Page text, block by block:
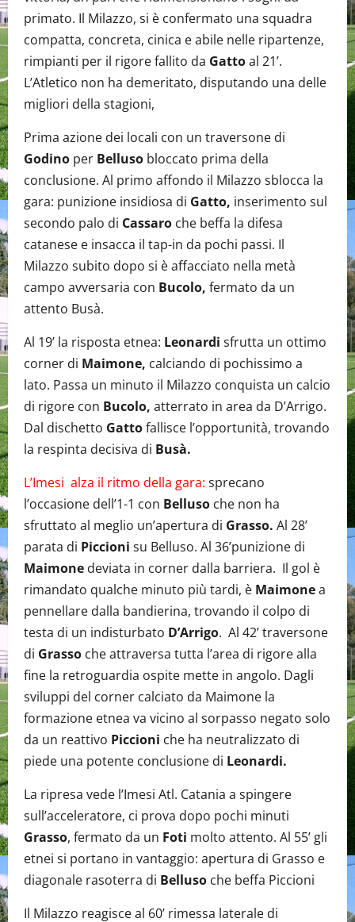
primato. Il Milazzo, si è confermato una squadra
compatta, concreta, cinica e abile nelle ripartenze,
rimpianti per il rigore fallito da Gattoal 21’.
L’Atletico non ha demeritato, disputando una delle
migliori della stagioni,
Prima azione dei locali con un traversone di
Godino per Belluso bloccato prima della
conclusione. Al primo affondo il Milazzo sblocca la
gara: punizione insidiosa di Gatto, inserimento sul
secondo palo di Cassaro che beffa la difesa
catanese e insacca il tap-in da pochi passi. Il
Milazzo subito dopo si è affacciato nella metà
campo avversaria con Bucolo, fermato da un
attento Busà.
Al 19’ la risposta etnea: Leonardi sfrutta un ottimo
corner di Maimone, calciando di pochissimo a
lato. Passa un minuto il Milazzo conquista un calcio
di rigore con Bucolo, atterrato in area da D’Arrigo.
Dal dischetto Gattofallisce l’opportunità, trovando
la respinta decisiva di Busà.
L’Imesi alza il ritmo della gara: sprecano
l’occasione dell’1-1 con Belluso che non ha
sfruttato al meglio un’apertura di Grasso. Al 28’
parata di Piccioni su Belluso. Al 36’punizione di
Maimone deviata in corner dalla barriera. Il gol è
rimandato qualche minuto più tardi, è Maimonea
pennellare dalla bandierina, trovando il colpo di
testa di un indisturbato D’Arrigo. Al 42’ traversone
di Grasso che attraversa tutta l’area di rigore alla
fine la retroguardia ospite mette in angolo. Dagli
sviluppi del corner calciato da Maimone la
formazione etnea va vicino al sorpasso negato solo
da un reattivo Piccioni che ha neutralizzato di
piede una potente conclusione di Leonardi.
La ripresa vede l’Imesi Atl. Catania a spingere
sull’acceleratore, ci prova dopo pochi minuti
Grasso, fermato da un Foti molto attento. Al 55’ gli
etnei si portano in vantaggio: apertura di Grasso e
diagonale rasoterra di Belluso che beffa Piccioni
Il Milazzo reagisce al 60’ rimessa laterale di